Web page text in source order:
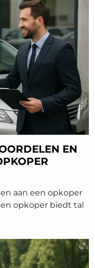
EN
aan een opkoper
opkoper biedt tal